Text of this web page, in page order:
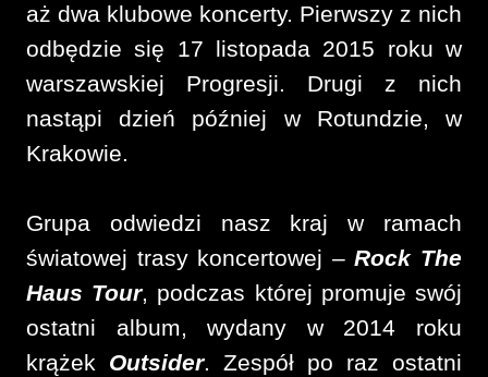
aż dwa klubowe koncerty. Pierwszy z nich
odbędzie się 17 listopada 2015 roku w
warszawskiej Progresji. Drugi z nich
nastąpi dzień później w Rotundzie, w
Krakowie.
Grupa odwiedzi nasz kraj w ramach
światowej trasy koncertowej –Rock The
Haus Tour, podczas której promuje swój
ostatni album, wydany w 2014 roku
krążek Outsider. Zespół po raz ostatni